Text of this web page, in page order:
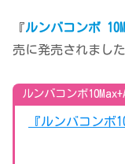
『ルンバコンボ
売に発売されました
ルンバコンボ
『ルンバコンボ